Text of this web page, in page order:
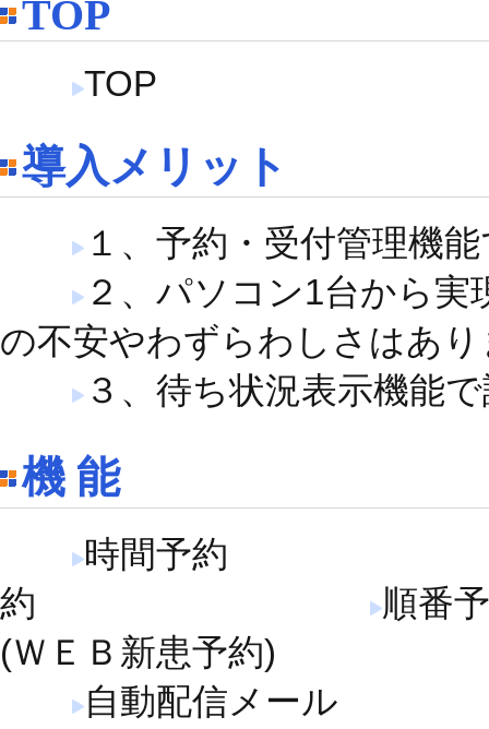
TOP
TOP
導入メリット
１、予約・受付管理機
２、パソコン1台から
の不安やわずらわしさはあ
３、待ち状況表示機能
機 能
時間予約
約
順番
(ＷＥＢ新患予約)
自動配信メール